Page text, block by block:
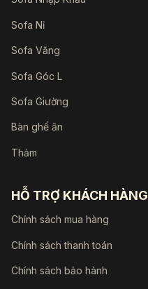
Sofa Nỉ
Sofa Văng
Sofa Góc L
Sofa Giường
Bàn ghế ăn
Thảm
HỖ TRỢ KHÁCH HÀNG
Chính sách mua hàng
Chính sách thanh toán
Chính sách bảo hành